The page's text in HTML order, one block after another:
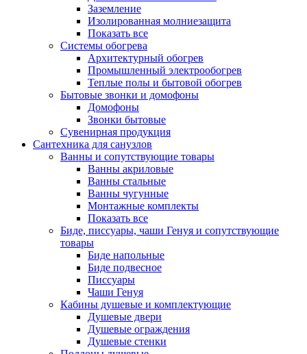
Заземление
Изолированная молниезащита
Показать все
Системы обогрева
Архитектурный обогрев
Промышленный электрообогрев
Теплые полы и бытовой обогрев
Бытовые звонки и домофоны
Домофоны
Звонки бытовые
Сувенирная продукция
Сантехника для санузлов
Ванны и сопутствующие товары
Ванны акриловые
Ванны стальные
Ванны чугунные
Монтажные комплекты
Показать все
Биде, писсуары, чаши Генуя и сопутствующие
товары
Биде напольные
Биде подвесное
Писсуары
Чаши Генуя
Кабины душевые и комплектующие
Душевые двери
Душевые ограждения
Душевые стенки